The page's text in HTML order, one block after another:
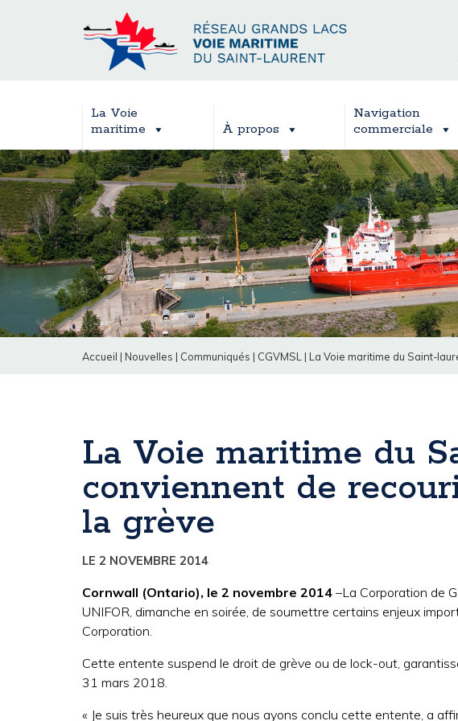
La Voie
maritime
À propos
Navigation
commerciale
Accueil | Nouvelles | Communiqués | CGVMSL | La Voie maritime du Saint-
La Voie maritime du
conviennent de
la grève
LE 2 NOVEMBRE 2014
Cornwall (Ontario), le 2 novembre 2014 –La Corporation de
UNIFOR, dimanche en soirée, de soumettre certains enjeux
Corporation.
Cette entente suspend le droit de grève ou de lock-out,
31 mars 2018.
« Je suis très heureux que nous ayons conclu cette entente, a